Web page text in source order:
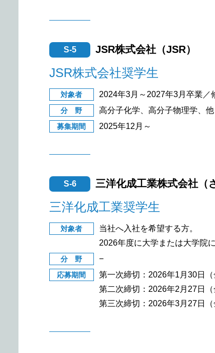
S-5 JSR株式会社（JSR）
JSR株式会社奨学生
対象者 2024年3月～2027年3月卒業／
分 野 高分子化学、高分子物理学、他
募集期間 2025年12月～
S-6 三洋化成工業株式会社（
三洋化成工業奨学生
対象者
当社へ入社を希望する方。
2026年度に大学または大学院
分 野 −
応募期間
第一次締切：2026年1月30日（
第二次締切：2026年2月27日（
第三次締切：2026年3月27日（